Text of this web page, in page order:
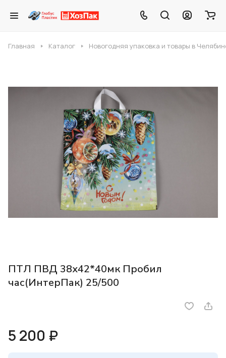
Главная Каталог Новогодняя упаковка и товары в
ПТЛ ПВД 38х42*40мк Пробил
час(ИнтерПак) 25/500
5 200 ₽